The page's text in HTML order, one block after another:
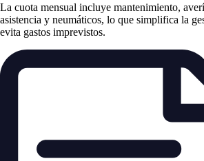
La cuota mensual incluye mantenimiento,
asistencia y neumáticos, lo que simplifica la
evita gastos imprevistos.